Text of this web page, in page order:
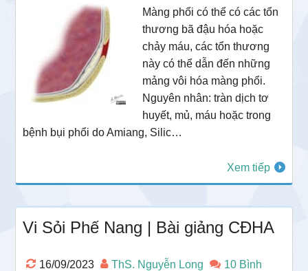
Màng phổi có thể có các tổn
thương bã đậu hóa hoặc
chảy máu, các tổn thương
này có thể dẫn đến những
mảng vôi hóa màng phổi.
Nguyên nhân: tràn dịch tơ
huyết, mủ, máu hoặc trong
bệnh bụi phổi do Amiang, Silic…
Xem tiếp
Vi Sỏi Phế Nang | Bài giảng CĐHA
16/09/2023 ThS. Nguyễn Long
10 Bình